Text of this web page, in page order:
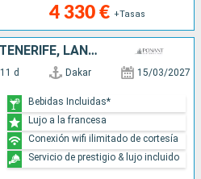
4 330 € +Tasas
SENEGAL, CABO VERDE, TENERIFE, LANZAROTE, MALLORCA
11 d Dakar 15/03/2027
Bebidas Incluidas*
Lujo a la francesa
Conexión wifi ilimitado de cortesía
Servicio de prestigio & lujo incluido